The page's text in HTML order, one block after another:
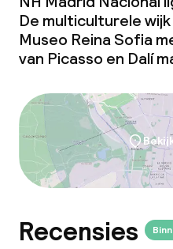
De multiculturele
Museo Reina Sofia
van Picasso en Dalí
Recensies